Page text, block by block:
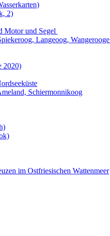
2)
Motor und Segel
Langeoog, Wangerooge
2020)
Schiermonnikoog
im Ostfriesischen Wattenmeer